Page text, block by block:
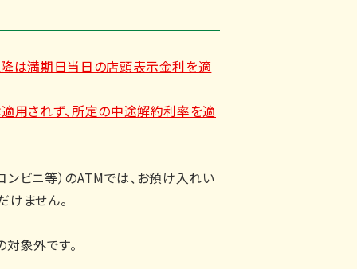
は満期日当日の店頭表示金利を適
用されず、所定の中途解約利率を適
ビニ等）のATMでは、お預け入れい
けません。
象外です。